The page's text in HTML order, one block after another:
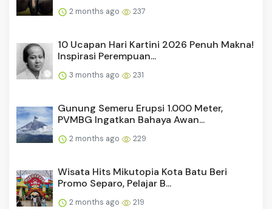
2 months ago 237
10 Ucapan Hari Kartini 2026 Penuh Makna!
Inspirasi Perempuan...
3 months ago 231
Gunung Semeru Erupsi 1.000 Meter,
PVMBG Ingatkan Bahaya Awan...
2 months ago 229
Wisata Hits Mikutopia Kota Batu Beri
Promo Separo, Pelajar B...
2 months ago 219